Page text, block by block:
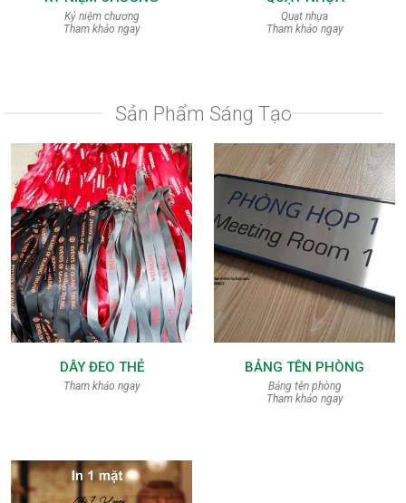
Kỷ niệm chương
Tham khảo ngay
Quạt nhựa
Tham khảo ngay
Sản Phẩm Sáng Tạo
DÂY ĐEO THẺ
Tham khảo ngay
BẢNG TÊN PHÒNG
Bảng tên phòng
Tham khảo ngay